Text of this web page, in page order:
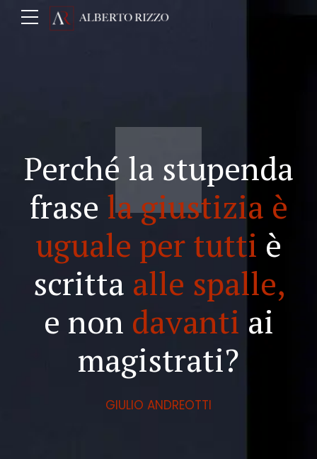
Perché la stupenda
frase la giustizia è
uguale per tutti è
scritta alle spalle,
e non davanti ai
magistrati?
GIULIO ANDREOTTI